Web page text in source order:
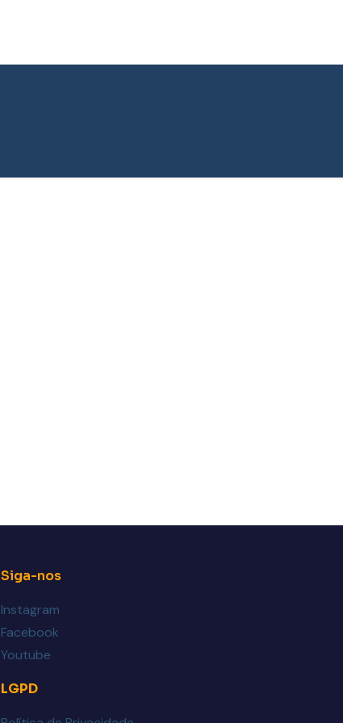
Siga-nos
Instagram
Facebook
Youtube
LGPD